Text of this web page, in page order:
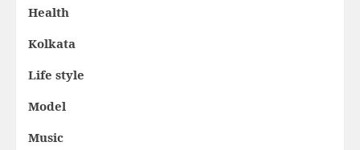
Health
Kolkata
Life style
Model
Music